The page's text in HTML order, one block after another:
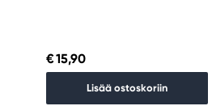
€ 15,90
Lisää ostoskoriin